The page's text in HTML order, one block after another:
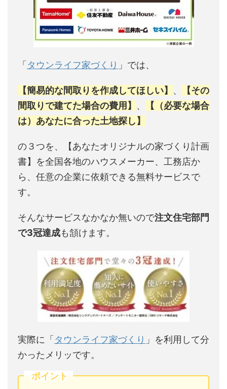
「 タウンライフ家づくり 」では、
【簡易的な間取りを作成してほしい】 、
【その
間取りで建てた場合の費用】 、
【（必要な場合
は）あなたに合った土地探し】
の３つを、【あなたオリジナルの家づくり計画
書】を全国各地のハウスメーカー、工務店か
ら、任意の企業に依頼できる無料サービスで
す。
そんなサービスなかなか無いので注文住宅部門
で3冠達成も頷けます。
実際に「 タウンライフ家づくり 」を利用して分
かったメリッです。
ポイント